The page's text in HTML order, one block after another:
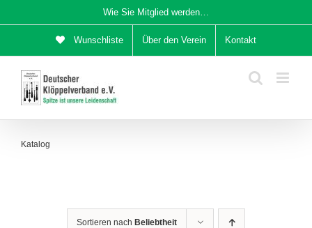
Inhalt
Wie Sie Mitglied werden…
Wunschliste Über den Verein Kontakt
Katalog
Sortieren nach Beliebtheit